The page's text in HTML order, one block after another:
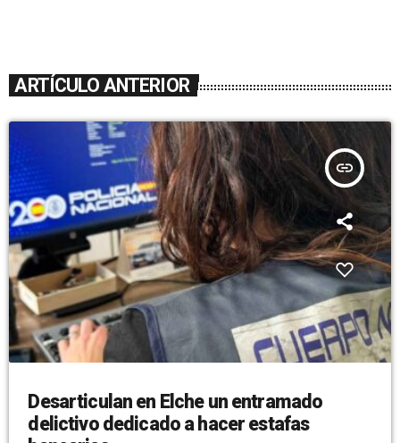
ARTÍCULO ANTERIOR
insert_link
Desarticulan en Elche un entramado
delictivo dedicado a hacer estafas